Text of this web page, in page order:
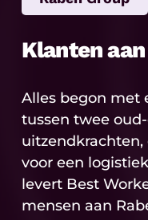
Klanten
Alles begon met
tussen twee
voor een
levert Best
mensen aan